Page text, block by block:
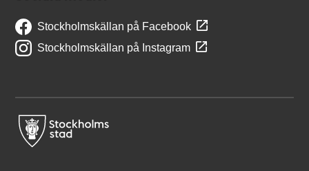
Stockholmskällan på Facebook
Stockholmskällan på Instagram